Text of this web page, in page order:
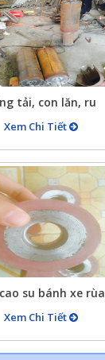
tải, con lăn, ru
lô…
Xem Chi Tiết
su bánh xe rùa
Xem Chi Tiết